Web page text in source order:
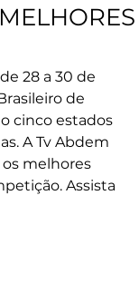
28 a 30 de
de
cinco estados
A Tv Abdem
melhores
Assista